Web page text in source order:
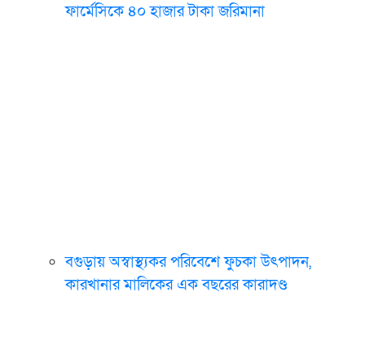
ফার্মেসিকে ৪০ হাজার টাকা জরিমানা
বগুড়ায় অস্বাস্থ্যকর পরিবেশে ফুচকা উৎপাদন,
কারখানার মালিকের এক বছরের কারাদণ্ড